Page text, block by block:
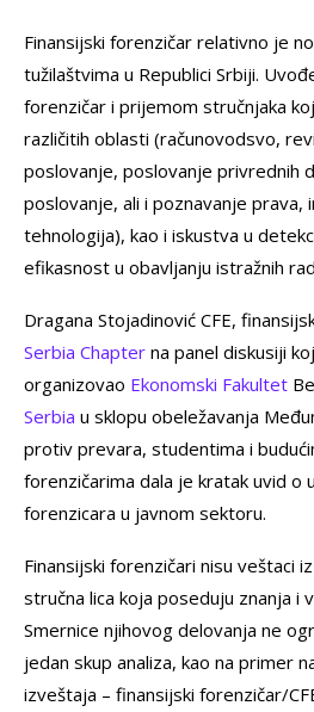
Finansijski forenzičar relativno je
tužilaštvima u Republici Srbiji.
forenzičar i prijemom stručnjaka
različitih oblasti (računovodsvo,
poslovanje, poslovanje privrednih
poslovanje, ali i poznavanje prava,
tehnologija), kao i iskustva u
efikasnost u obavljanju istražnih
Dragana Stojadinović CFE,
Serbia Chapter na panel diskusiji
organizovao Ekonomski Fakultet
Serbia u sklopu obeležavanja
protiv prevara, studentima i
forenzičarima dala je kratak uvid o
forenzicara u javnom sektoru.
Finansijski forenzičari nisu veštaci
stručna lica koja poseduju znanja i
Smernice njihovog delovanja ne
jedan skup analiza, kao na primer
izveštaja – finansijski forenzičar/